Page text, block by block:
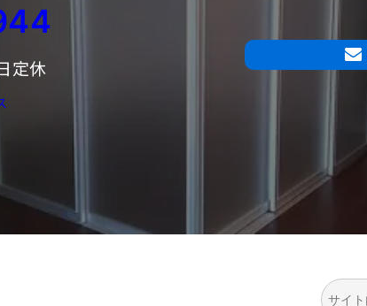
定休
検